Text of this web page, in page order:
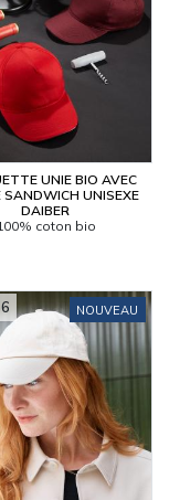
UNIE BIO AVEC
SANDWICH UNISEXE
DAIBER
coton bio
NOUVEAU